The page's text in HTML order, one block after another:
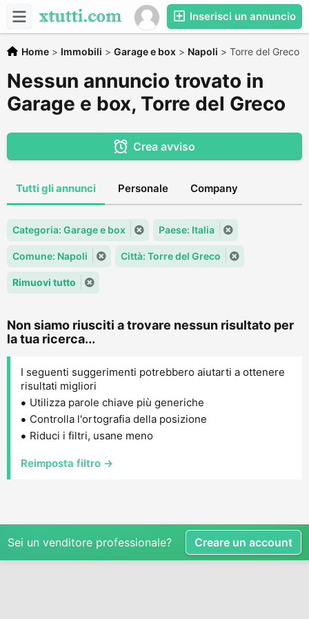
Inserisci un annuncio
Home > Immobili > Garage e box > Napoli > Torre del Greco
Nessun annuncio trovato in
Garage e box, Torre del Greco
Crea avviso
Tutti gli annunci Personale Company
Categoria: Garage e box Paese: Italia
Comune: Napoli Città: Torre del Greco
Rimuovi tutto
Non siamo riusciti a trovare nessun risultato per
la tua ricerca...
I seguenti suggerimenti potrebbero aiutarti a ottenere
risultati migliori
Utilizza parole chiave più generiche
Controlla l'ortografia della posizione
Riduci i filtri, usane meno
Reimposta filtro →
Sei un venditore professionale? Creare un account